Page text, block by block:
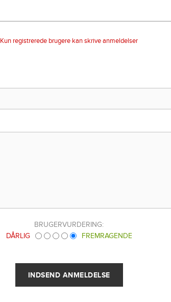
Kun registrerede brugere kan skrive anmeldelser
BRUGERVURDERING:
DÅRLIG
FREMRAGENDE